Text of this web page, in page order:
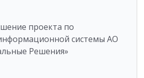
проекта по
системы АО
Решения»